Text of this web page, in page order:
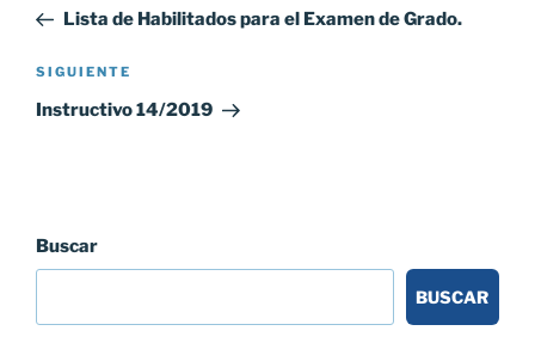
entradas
anterior:
Lista de Habilitados para el Examen de Grado.
Siguiente
entrada
SIGUIENTE
Instructivo 14/2019
Buscar
BUSCAR